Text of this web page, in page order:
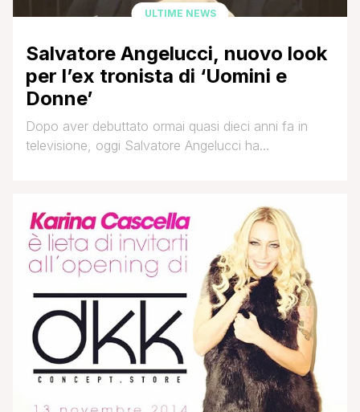
ULTIME NEWS
Salvatore Angelucci, nuovo look
per l’ex tronista di ‘Uomini e
Donne’
Dopo aver debuttato ormai quasi dieci anni fa in
televisione, oggi Salvatore Angelucci ha
completamente. E le sperimentazioni di Asal -questo
è il nome con cui è conosciuto nel mondo della
musica- non si limitano alla consolle, ma riguardano
anche il [']